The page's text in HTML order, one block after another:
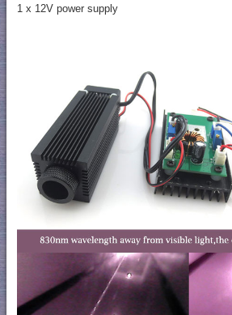
1 x 12V power supply